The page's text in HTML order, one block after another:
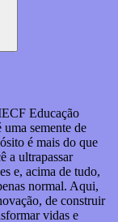
Educação
semente de
é mais do que
a ultrapassar
e, acima de tudo,
normal. Aqui,
de construir
vidas e